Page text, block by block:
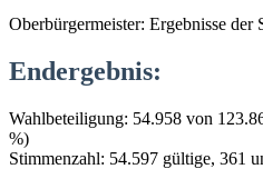
Oberbürgermeister: Ergebnisse der
Endergebnis:
Wahlbeteiligung: 54.958 von
%)
Stimmenzahl: 54.597 gültige, 361